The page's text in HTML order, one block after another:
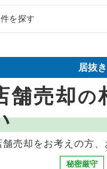
却物件の案件一覧
却物件の案件一覧
却物件の案件一覧
抜き売却物件の案件一覧
き売却物件の案件一覧
売却物件の案件一覧
抜き売却物件の案件一覧
物件の案件一覧
抜き売却物件の案件一覧
物件の案件一覧
を探す
き売却物件の案件一覧
の居抜き売却物件の案件
抜き売却物件の案件一覧
イニングバーの居抜き売
居抜
舗売却の
舗売却をお考えの方、
秘密厳守